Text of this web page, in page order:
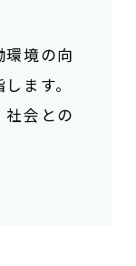
環境の向
ます。
会との